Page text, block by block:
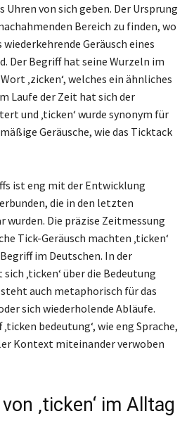
Uhren von sich geben. Der Ursprung
Bereich zu finden, wo
wiederkehrende Geräusch eines
Der Begriff hat seine Wurzeln im
‚zicken‘, welches ein ähnliches
Laufe der Zeit hat sich der
und ‚ticken‘ wurde synonym für
Geräusche, wie das Ticktack
ist eng mit der Entwicklung
die in den letzten
Die präzise Zeitmessung
Tick-Geräusch machten ‚ticken‘
im Deutschen. In der
‚ticken‘ über die Bedeutung
auch metaphorisch für das
sich wiederholende Abläufe.
bedeutung‘, wie eng Sprache,
Kontext miteinander verwoben
‚ticken‘ im Alltag